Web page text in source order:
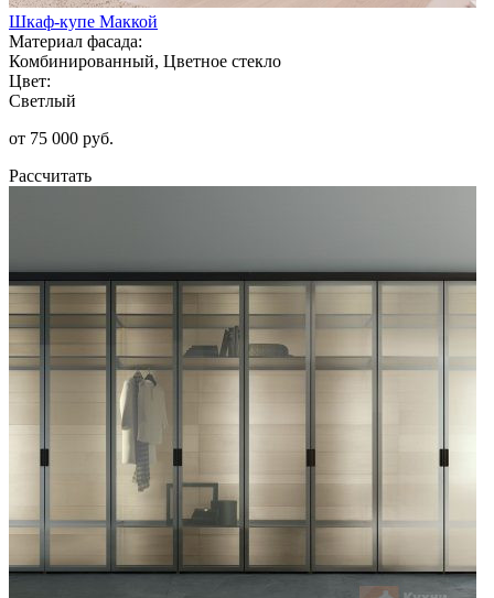
Шкаф-купе Маккой
Материал фасада:
Комбинированный, Цветное стекло
Цвет:
Светлый
от 75 000 руб.
Рассчитать